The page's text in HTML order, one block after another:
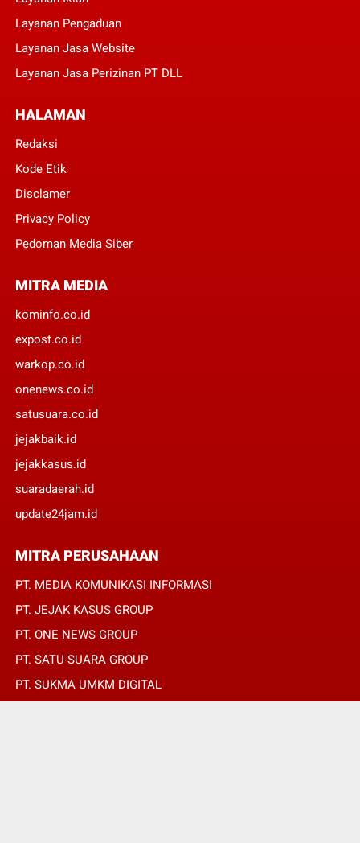
Layanan Pengaduan
Layanan Jasa Website
Layanan Jasa Perizinan PT DLL
HALAMAN
Redaksi
Kode Etik
Disclamer
Privacy Policy
Pedoman Media Siber
MITRA MEDIA
kominfo.co.id
expost.co.id
warkop.co.id
onenews.co.id
satusuara.co.id
jejakbaik.id
jejakkasus.id
suaradaerah.id
update24jam.id
MITRA PERUSAHAAN
PT. MEDIA KOMUNIKASI INFORMASI
PT. JEJAK KASUS GROUP
PT. ONE NEWS GROUP
PT. SATU SUARA GROUP
PT. SUKMA UMKM DIGITAL